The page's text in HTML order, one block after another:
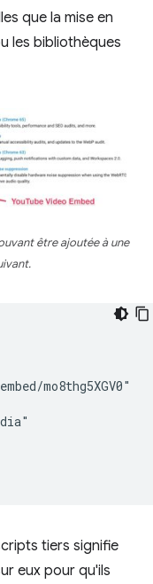
que la mise en
les bibliothèques
être ajoutée à une
mo8thg5XGV0"
tiers signifie
eux pour qu'ils